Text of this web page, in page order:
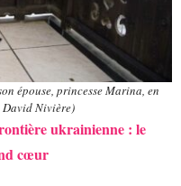
épouse, princesse Marina, en
David Nivière)
ukrainienne : le
cœur